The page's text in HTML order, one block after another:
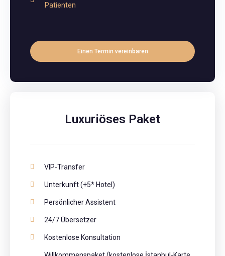
Patienten
Einen Termin vereinbaren
Luxuriöses Paket
VIP-Transfer
Unterkunft (+5* Hotel)
Persönlicher Assistent
24/7 Übersetzer
Kostenlose Konsultation